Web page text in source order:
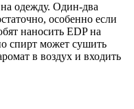
одежду. Один-два
особенно если
наносить EDP на
спирт может сушить
в воздух и входить